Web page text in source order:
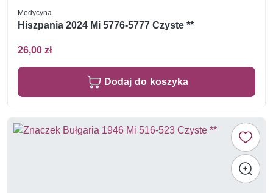
Medycyna
Hiszpania 2024 Mi 5776-5777 Czyste **
26,00 zł
Dodaj do koszyka